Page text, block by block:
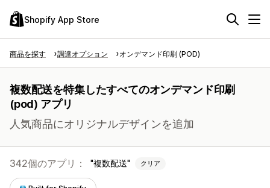
Shopify App Store
商品を探す 調達オプション オンデマンド印刷 (POD)
複数配送を特集したすべてのオンデマンド印刷
(pod) アプリ
人気商品にオリジナルデザインを追加
342個のアプリ： 複数配送 クリア